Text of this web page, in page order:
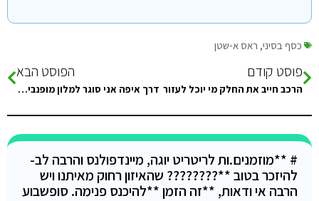
כסף בסיני, ראס א-שטן
פוסט קודם
הרכב חייב את החלק מי יוכל לעזור
הפוסט הבא
דרך איפה אני סוגר למלון מופנביק ואשמח לחוות דעתע המלון
# **מוזמנים.ות לריטריט יוגה, מיינדפולנס והרבה לב-
להיזכר בטוב **???????? שהאיזון רחוק מאיתנו ויש
הרבה אי ודאות, **זה הזמן **להיכנס פנימה. סופשבוע